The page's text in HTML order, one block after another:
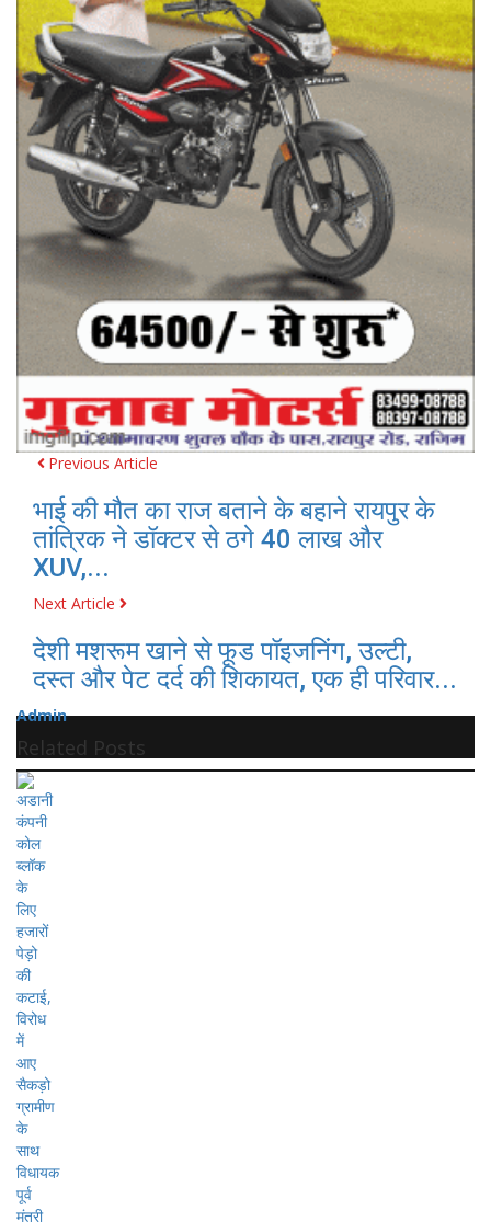
Previous Article
भाई की मौत का राज बताने के बहाने रायपुर के
तांत्रिक ने डॉक्टर से ठगे 40 लाख और
XUV,...
Next Article
देशी मशरूम खाने से फूड पॉइजनिंग, उल्टी,
दस्त और पेट दर्द की शिकायत, एक ही परिवार...
Admin
Related Posts